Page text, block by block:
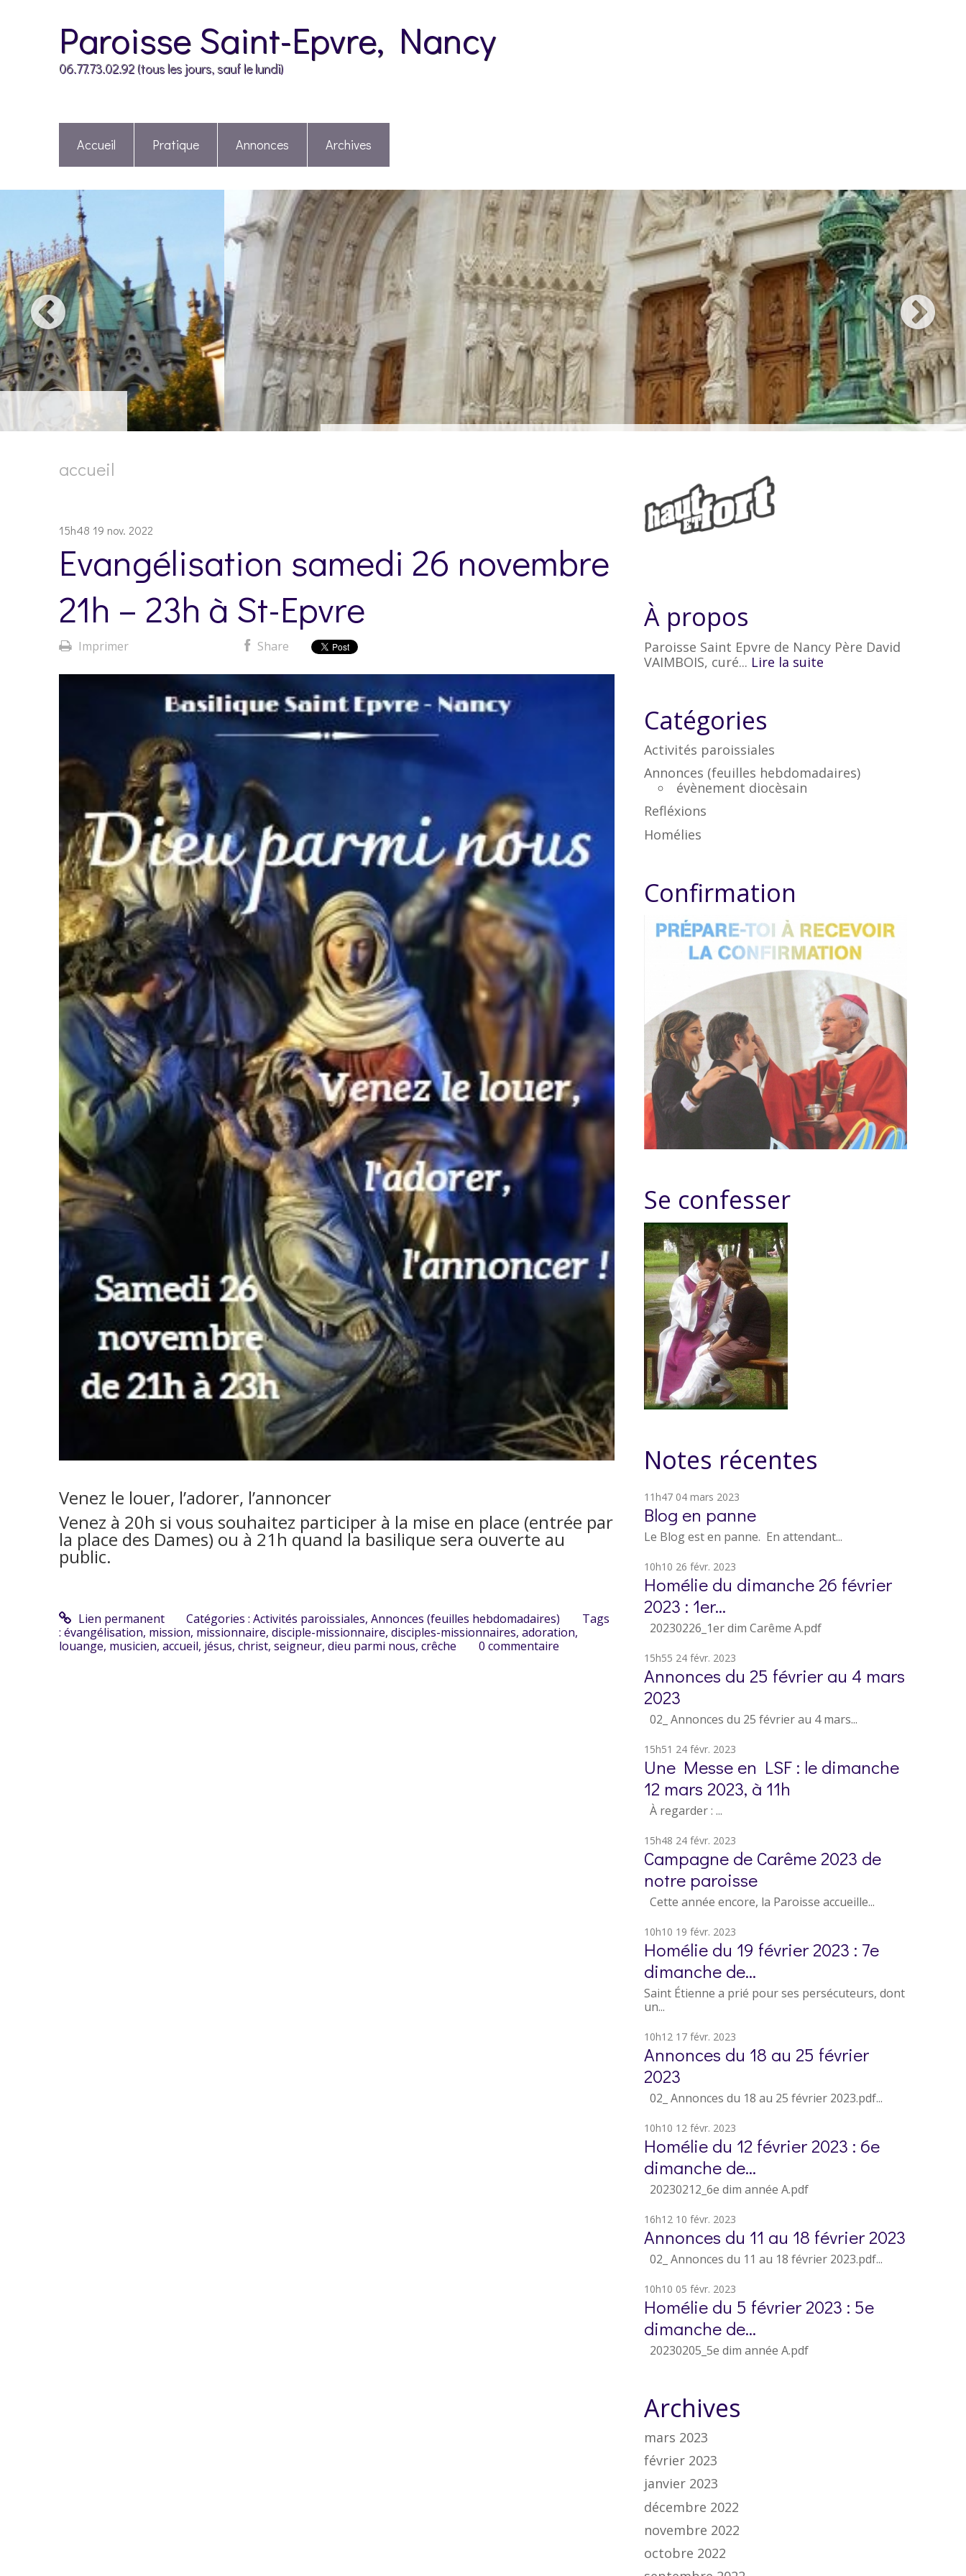
Paroisse Saint-Epvre, Nancy
06.77.73.02.92 (tous les jours, sauf le lundi)
Accueil Pratique Annonces Archives
accueil
15h48 19 nov. 2022
Evangélisation samedi 26 novembre
21h – 23h à St-Epvre
Imprimer Share
Venez le louer, l’adorer, l’annoncer
Venez à 20h si vous souhaitez participer à la mise en place (entrée par
la place des Dames) ou à 21h quand la basilique sera ouverte au
public.
Lien permanent Catégories :Activités paroissiales,Annonces (feuilles hebdomadaires)
Tags
: évangélisation, mission, missionnaire, disciple-missionnaire, disciples-missionnaires, adoration,
louange, musicien, accueil, jésus, christ, seigneur, dieu parmi nous, crêche 0 commentaire
À propos
Paroisse Saint Epvre de Nancy Père David
VAIMBOIS, curé... Lire la suite
Catégories
Activités paroissiales
Annonces (feuilles hebdomadaires)
évènement diocèsain
Refléxions
Homélies
Confirmation
Se confesser
Notes récentes
11h47 04 mars 2023
Blog en panne
Le Blog est en panne. En attendant...
10h10 26 févr. 2023
Homélie du dimanche 26 février
2023 : 1er...
20230226_1er dim Carême A.pdf
15h55 24 févr. 2023
Annonces du 25 février au 4 mars
2023
02_ Annonces du 25 février au 4 mars...
15h51 24 févr. 2023
Une Messe en LSF : le dimanche
12 mars 2023, à 11h
À regarder : ...
15h48 24 févr. 2023
Campagne de Carême 2023 de
notre paroisse
Cette année encore, la Paroisse accueille...
10h10 19 févr. 2023
Homélie du 19 février 2023 : 7e
dimanche de...
Saint Étienne a prié pour ses persécuteurs, dont
un...
10h12 17 févr. 2023
Annonces du 18 au 25 février
2023
02_ Annonces du 18 au 25 février 2023.pdf...
10h10 12 févr. 2023
Homélie du 12 février 2023 : 6e
dimanche de...
20230212_6e dim année A.pdf
16h12 10 févr. 2023
Annonces du 11 au 18 février 2023
02_ Annonces du 11 au 18 février 2023.pdf...
10h10 05 févr. 2023
Homélie du 5 février 2023 : 5e
dimanche de...
20230205_5e dim année A.pdf
Archives
mars 2023
février 2023
janvier 2023
décembre 2022
novembre 2022
octobre 2022